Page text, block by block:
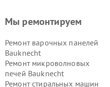
Мы ремонтируем
Ремонт варочных панелей
Bauknecht
Ремонт микроволновых
печей Bauknecht
Ремонт стиральных машин